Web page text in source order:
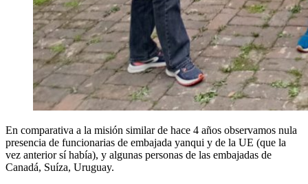
En comparativa a la misión similar de hace 4 años observamos nula
presencia de funcionarias de embajada yanqui y de la UE (que la
vez anterior sí había), y algunas personas de las embajadas de
Canadá, Suíza, Uruguay.